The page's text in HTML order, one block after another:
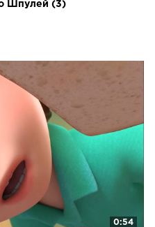
Шпулей (3)
0:54